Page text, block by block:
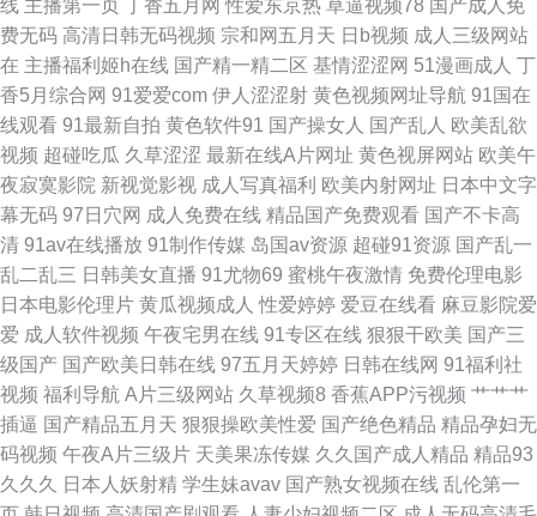
合集网 久久香蕉草久久 色婷婷激情网 91色情直播 国产偷自拍 深夜福利导航
在线 91丝袜爱搞搞 狠狠日狠狠干 日本蜜桃综合网 自拍国内 超碰人人草51
久草热久操 日韩女优无码a 91午夜黄色影院 韩国激情视频网站 日韩精品免
费看 91黄免费 国产精品淫秽视频 欧美性交在线 91人人操人人爽 激情桃色操
婷婷五月天网 AV美女网址 精品成人 日韩无码影视城 91色导 国产区一区二
久久 人人干超碰 草草影院三区四区 青青草国产欧美 超碰碰人人 午夜影院男
人天堂
线 主播第一页 丁香五月网 性爱东京热 草逼视频78 国产成人免
费无码 高清日韩无码视频 宗和网五月天 日b视频 成人三级网站
在 主播福利姬h在线 国产精一精二区 基情涩涩网 51漫画成人 丁
香5月综合网 91爱爱com 伊人涩涩射 黄色视频网址导航 91国在
线观看 91最新自拍 黄色软件91 国产操女人 国产乱人 欧美乱欲
视频 超碰吃瓜 久草涩涩 最新在线A片网址 黄色视屏网站 欧美午
夜寂寞影院 新视觉影视 成人写真福利 欧美内射网址 日本中文字
幕无码 97日穴网 成人免费在线 精品国产免费观看 国产不卡高
清 91av在线播放 91制作传媒 岛国av资源 超碰91资源 国产乱一
乱二乱三 日韩美女直播 91尤物69 蜜桃午夜激情 免费伦理电影
日本电影伦理片 黄瓜视频成人 性爱婷婷 爱豆在线看 麻豆影院爱
爱 成人软件视频 午夜宅男在线 91专区在线 狠狠干欧美 国产三
级国产 国产欧美日韩在线 97五月天婷婷 日韩在线网 91福利社
视频 福利导航 A片三级网站 久草视频8 香蕉APP污视频 艹艹艹
插逼 国产精品五月天 狠狠操欧美性爱 国产绝色精品 精品孕妇无
码视频 午夜A片三级片 天美果冻传媒 久久国产成人精品 精品93
久久久
日本人妖射精 学生妹avav 国产熟女视频在线 乱伦第一